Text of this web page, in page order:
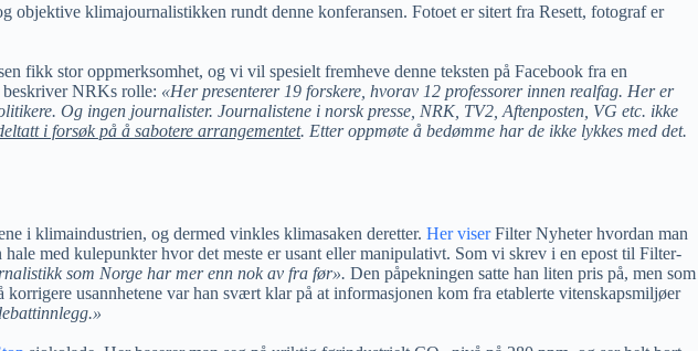
objektive klimajournalistikken rundt denne konferansen. Fotoet er sitert fra Resett, fotograf er
fikk stor oppmerksomhet, og vi vil spesielt fremheve denne teksten på Facebook fra en
beskriver NRKs rolle: «Her presenterer 19 forskere, hvorav 12 professorer innen realfag. Her er
Og ingen journalister. Journalistene i norsk presse, NRK, TV2, Aftenposten, VG etc. ikke
i forsøk på å sabotere arrangementet. Etter oppmøte å bedømme har de ikke lykkes med det.
i klimaindustrien, og dermed vinkles klimasaken deretter. Her viserFilter Nyheter hvordan man
med kulepunkter hvor det meste er usant eller manipulativt. Som vi skrev i en epost til Filter-
som Norge har mer enn nok av fra før». Den påpekningen satte han liten pris på, men som
usannhetene var han svært klar på at informasjonen kom fra etablerte vitenskapsmiljøer